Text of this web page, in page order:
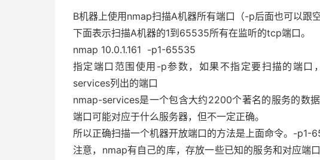
B机器上使用nmap扫描A机器所有端口（-p后面也可以跟空
下面表示扫描A机器的1到65535所有在监听的tcp端口。
nmap 10.0.1.161 -p1-65535
指定端口范围使用-p参数，如果不指定要扫描的端口
services列出的端口
nmap-services是一个包含大约2200个著名的服务的数
端口可能对应于什么服务器，但不一定正确。
所以正确扫描一个机器开放端口的方法是上面命令。-p1-
注意，nmap有自己的库，存放一些已知的服务和对应端